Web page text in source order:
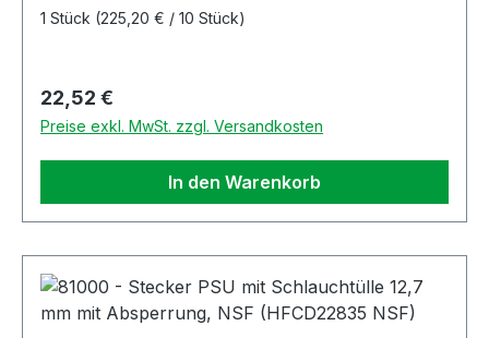
1 Stück (225,20 € / 10 Stück)
Regulärer Preis:
22,52 €
Preise exkl. MwSt. zzgl. Versandkosten
In den Warenkorb